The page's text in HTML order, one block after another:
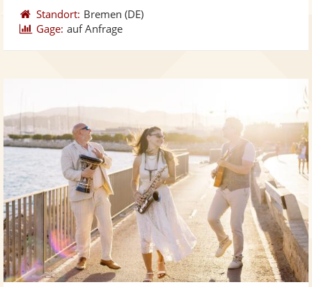
Standort: Bremen (DE)
Gage: auf Anfrage